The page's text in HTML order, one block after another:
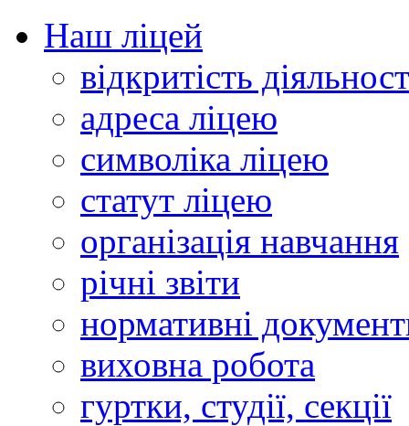
Наш ліцей
відкритість
адреса ліцею
символіка ліцею
статут ліцею
організація навчання
річні звіти
нормативні
виховна робота
гуртки, студії, секції